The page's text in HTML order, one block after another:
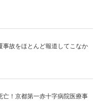
事故をほとんど報道してこなか
亡！京都第一赤十字病院医療事